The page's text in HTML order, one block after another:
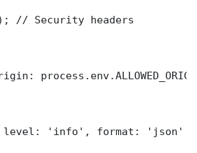
// Security headers
level: 'info', format: 'json'